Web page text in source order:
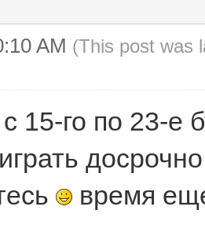
AM (This post was
15-го по 23-е
время